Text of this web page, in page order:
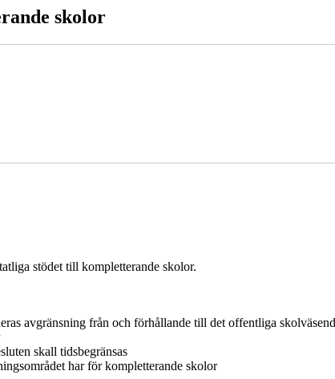
skolor
stödet till kompletterande skolor.
avgränsning från och förhållande till det offentliga
skall tidsbegränsas
har för kompletterande skolor